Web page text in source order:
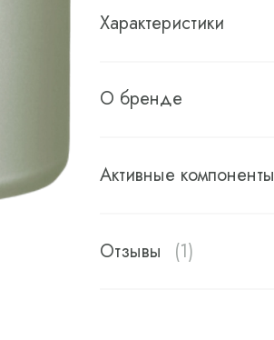
Характеристики
О бренде
Активные компоненты
Отзывы (1)